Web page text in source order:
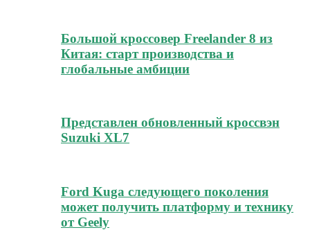
Большой кроссовер Freelander 8 из
Китая: старт производства и
глобальные амбиции
Представлен обновленный кроссвэн
Suzuki XL7
Ford Kuga следующего поколения
может получить платформу и технику
от Geely